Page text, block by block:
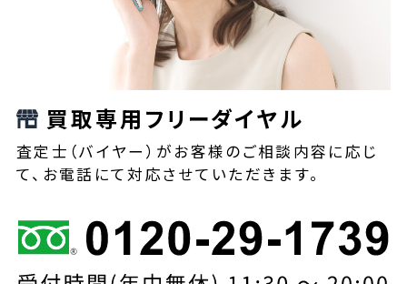
買取専用フリーダイヤル
査定士（バイヤー）がお客様のご相談内容に応じ
て、お電話にて対応させていただきます。